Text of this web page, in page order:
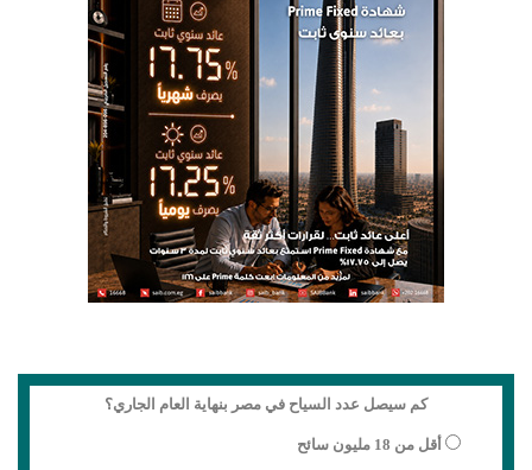
كم سيصل عدد السياح في مصر بنهاية العام الجاري؟
أقل من 18 مليون سائح